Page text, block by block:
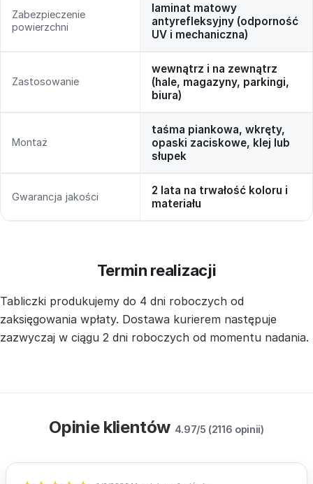
Zabezpieczenie
powierzchni
laminat matowy
antyrefleksyjny (odporność
UV i mechaniczna)
Zastosowanie
wewnątrz i na zewnątrz
(hale, magazyny, parkingi,
biura)
Montaż
taśma piankowa, wkręty,
opaski zaciskowe, klej lub
słupek
Gwarancja jakości
2 lata na trwałość koloru i
materiału
Termin realizacji
Tabliczki produkujemy do 4 dni roboczych od
zaksięgowania wpłaty. Dostawa kurierem następuje
zazwyczaj w ciągu 2 dni roboczych od momentu nadania.
Opinie klientów 4.97/5 (2116 opinii)